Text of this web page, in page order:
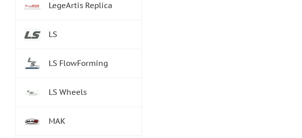
LegeArtis Replica
LS
LS FlowForming
LS Wheels
MAK